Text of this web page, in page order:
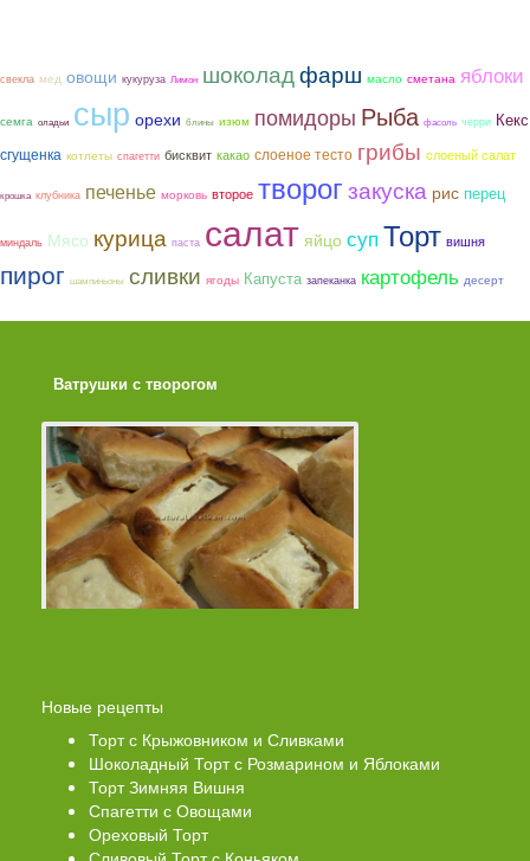
свекла мед овощи кукуруза Лимон шоколадфарш масло сметана яблоки
семга оладьи сыр орехи блины изюм помидоры Рыба фасоль черри Кекс
сгущенка котлеты спагетти бисквит какао слоеное тесто грибы слоеный салат
крошка клубника печенье морковь второе творогзакуска рис перец
миндаль Мясо курица паста салат яйцо суп Торт вишня
пирог шампиньоны сливки ягоды Капуста запеканка картофель десерт
Ватрушки с творогом
Новые рецепты
Торт с Крыжовником и Сливками
Шоколадный Торт с Розмарином и Яблоками
Торт Зимняя Вишня
Спагетти с Овощами
Ореховый Торт